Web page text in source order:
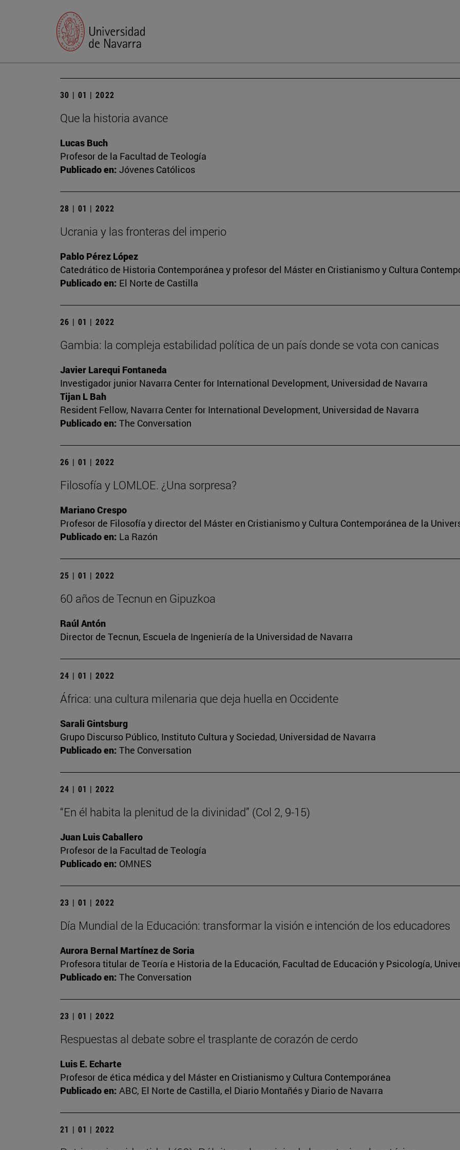
30 | 01 | 2022
Que la historia avance
Lucas Buch
Profesor de la Facultad de Teología
Publicado en: Jóvenes Católicos
28 | 01 | 2022
Ucrania y las fronteras del imperio
Pablo Pérez López
Catedrático de Historia Contemporánea y profesor del Máster en Cristianismo y Cultura
Publicado en: El Norte de Castilla
26 | 01 | 2022
Gambia: la compleja estabilidad política de un país donde se vota con canicas
Javier Larequi Fontaneda
Investigador junior Navarra Center for International Development, Universidad de Navarra
Tijan L Bah
Resident Fellow, Navarra Center for International Development, Universidad de Navarra
Publicado en: The Conversation
26 | 01 | 2022
Filosofía y LOMLOE. ¿Una sorpresa?
Mariano Crespo
Profesor de Filosofía y director del Máster en Cristianismo y Cultura Contemporánea de la
Publicado en: La Razón
25 | 01 | 2022
60 años de Tecnun en Gipuzkoa
Raúl Antón
Director de Tecnun, Escuela de Ingeniería de la Universidad de Navarra
24 | 01 | 2022
África: una cultura milenaria que deja huella en Occidente
Sarali Gintsburg
Grupo Discurso Público, Instituto Cultura y Sociedad, Universidad de Navarra
Publicado en: The Conversation
24 | 01 | 2022
“En él habita la plenitud de la divinidad” (Col 2, 9-15)
Juan Luis Caballero
Profesor de la Facultad de Teología
Publicado en: OMNES
23 | 01 | 2022
Día Mundial de la Educación: transformar la visión e intención de los educadores
Aurora Bernal Martínez de Soria
Profesora titular de Teoría e Historia de la Educación, Facultad de Educación y Psicología,
Publicado en: The Conversation
23 | 01 | 2022
Respuestas al debate sobre el trasplante de corazón de cerdo
Luis E. Echarte
Profesor de ética médica y del Máster en Cristianismo y Cultura Contemporánea
Publicado en: ABC, El Norte de Castilla, el Diario Montañés y Diario de Navarra
21 | 01 | 2022